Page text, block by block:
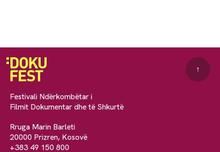
Festivali Ndërkombëtar i
Filmit Dokumentar dhe të Shkurtë
Rruga Marin Barleti
20000 Prizren, Kosovë
+383 49 150 800
↑